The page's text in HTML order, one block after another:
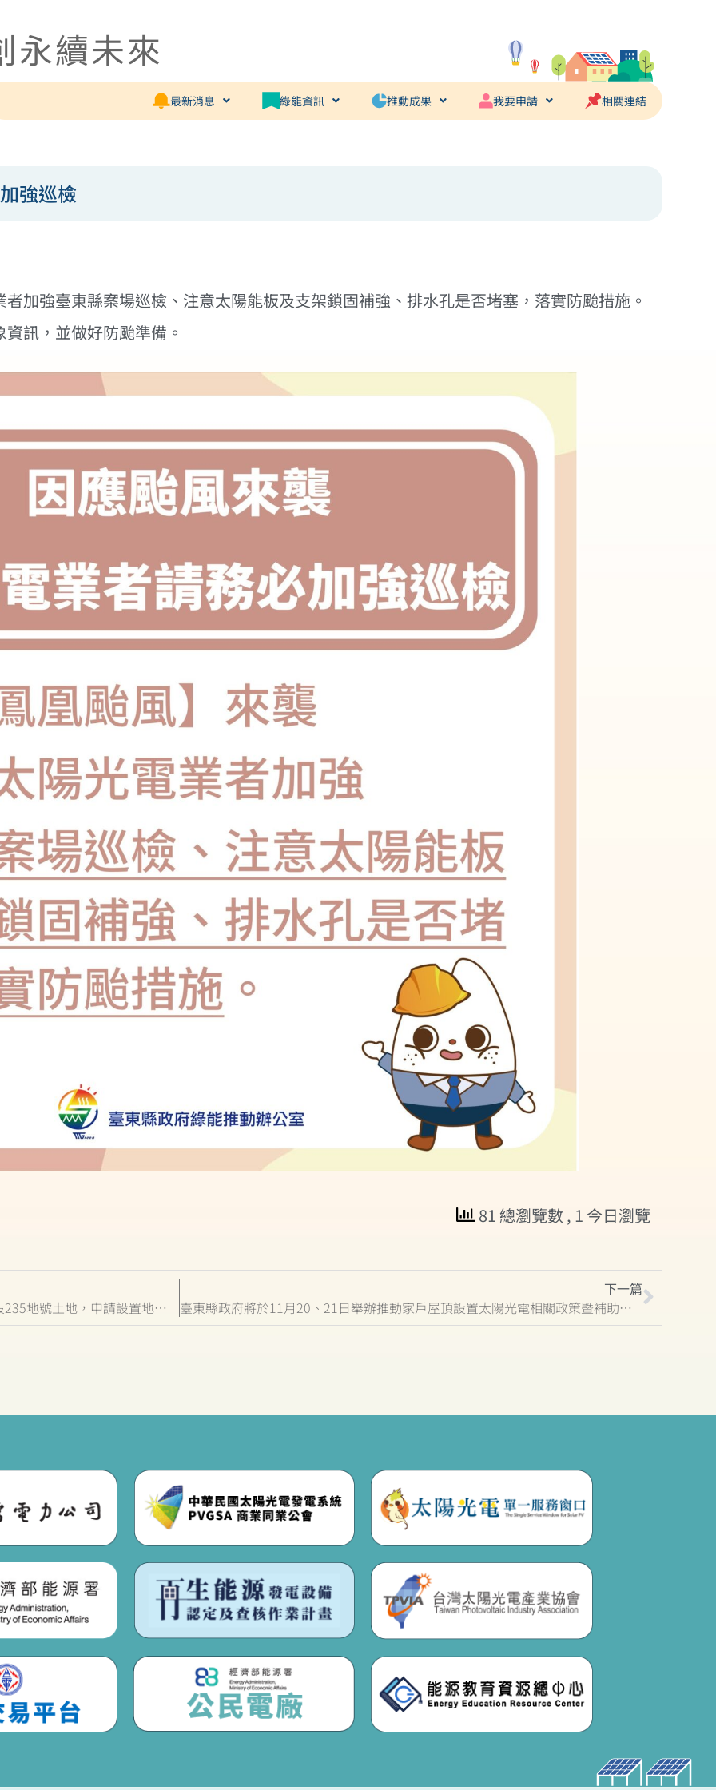
永續未來
最新消息 綠能資訊 推動成果 我要申請 相關連結
強巡檢
加強臺東縣案場巡檢、注意太陽能板及支架鎖固補強、排水孔是否堵塞，落實防颱措施。
訊，並做好防颱準備。
81 總瀏覽數, 1 今日瀏覽
(轉知)環台光電股份有限公司擬於本縣臺東市岩灣段235地號土地，申請設置地面型太陽光電設施
下一篇
臺東縣政府將於11月20、21日舉辦推動家戶屋頂設置太陽光電相關政策暨補助及公民電廠宣導說明會